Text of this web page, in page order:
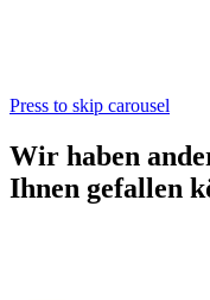
Press to skip carousel
Wir haben
Ihnen gefallen